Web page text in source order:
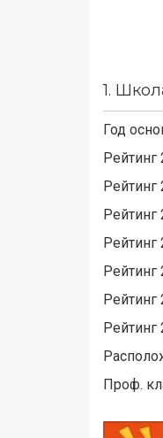
1.
Год
Рейтинг
Рейтинг
Рейтинг
Рейтинг
Рейтинг
Рейтинг
Рейтинг
Проф.